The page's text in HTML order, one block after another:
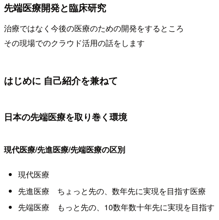
先端医療開発と臨床研究
治療ではなく今後の医療のための開発をするところ
その現場でのクラウド活用の話をします
はじめに 自己紹介を兼ねて
日本の先端医療を取り巻く環境
現代医療/先進医療/先端医療の区別
現代医療
先進医療 ちょっと先の、数年先に実現を目指す医療
先端医療 もっと先の、10数年数十年先に実現を目指す